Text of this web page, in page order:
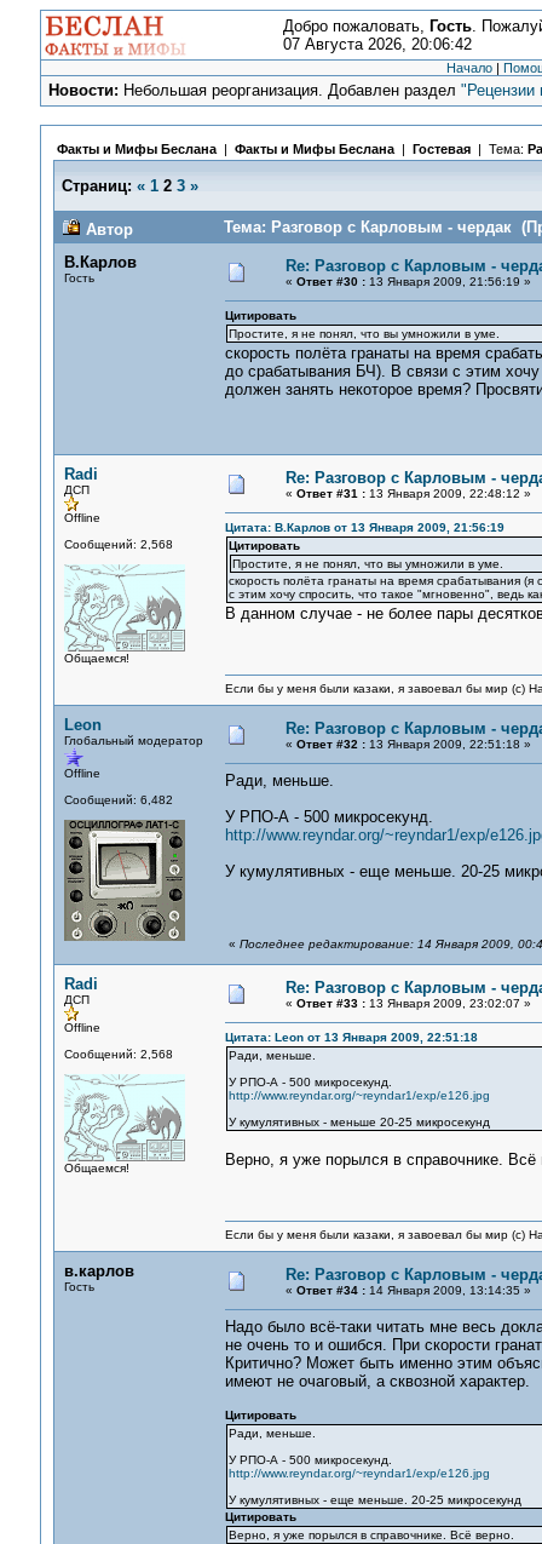
Добро пожаловать, Гость.
07 Августа 2026, 20:06:42
Начало |
Новости: Небольшая реорганизация. Добавлен раздел"Рецензии
Факты и Мифы Беслана| Факты и Мифы Беслана| Гостевая | Тема:
Страниц: « 1 2 3 »
Автор
Тема: Разговор с Карловым - чердак
В.Карлов
Гость
Re: Разговор с Карловым -
« Ответ #30 :13 Января 2009, 21:56:19 »
Цитировать
Простите, я не понял, что вы умножили в уме.
скорость полёта гранаты на время
до срабатывания БЧ). В связи с этим хочу
должен занять некоторое время?
Radi
ДСП
Offline
Сообщений: 2,568
Общаемся!
Re: Разговор с Карловым -
« Ответ #31 :13 Января 2009, 22:48:12 »
Цитата: В.Карлов от 13 Января 2009, 21:56:19
Цитировать
Простите, я не понял, что вы умножили в уме.
скорость полёта гранаты на время срабатывания
с этим хочу спросить, что такое "мгновенно", ведь
В данном случае - не более пары
Если бы у меня были казаки, я завоевал бы мир (с)
Leon
Глобальный модератор
Offline
Сообщений: 6,482
Re: Разговор с Карловым -
« Ответ #32 :13 Января 2009, 22:51:18 »
Ради, меньше.
У РПО-А - 500 микросекунд.
http://www.reyndar.org/~reyndar1/exp/
У кумулятивных - еще меньше. 20-25
« Последнее редактирование: 14 Января 2009,
Radi
ДСП
Offline
Сообщений: 2,568
Общаемся!
Re: Разговор с Карловым -
« Ответ #33 :13 Января 2009, 23:02:07 »
Цитата: Leon от 13 Января 2009, 22:51:18
Ради, меньше.
У РПО-А - 500 микросекунд.
http://www.reyndar.org/~reyndar1/exp/e126.jpg
У кумулятивных - меньше 20-25 микросекунд
Верно, я уже порылся в справочнике. Всё
Если бы у меня были казаки, я завоевал бы мир (с)
в.карлов
Гость
Re: Разговор с Карловым -
« Ответ #34 :14 Января 2009, 13:14:35 »
Надо было всё-таки читать мне весь
не очень то и ошибся. При скорости
Критично? Может быть именно этим
имеют не очаговый, а сквозной характер.
Цитировать
Ради, меньше.
У РПО-А - 500 микросекунд.
http://www.reyndar.org/~reyndar1/exp/e126.jpg
У кумулятивных - еще меньше. 20-25 микросекунд
Цитировать
Верно, я уже порылся в справочнике. Всё верно.